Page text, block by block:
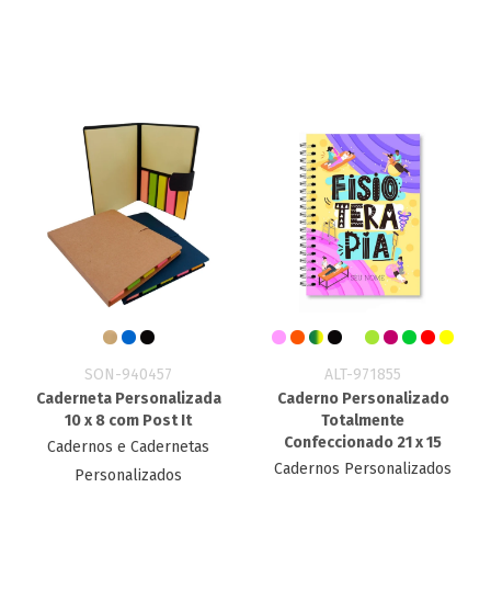
SON-940457
Caderneta Personalizada
10 x 8 com Post It
Cadernos e Cadernetas
Personalizados
ALT-971855
Caderno Personalizado
Totalmente
Confeccionado 21 x 15
Cadernos Personalizados